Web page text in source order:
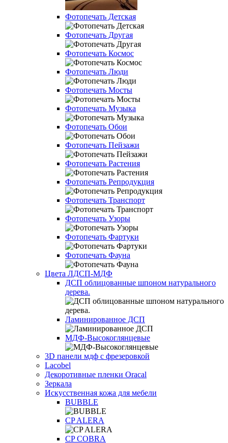
Фотопечать Детская
Фотопечать Другая
Фотопечать Космос
Фотопечать Люди
Фотопечать Мосты
Фотопечать Музыка
Фотопечать Обои
Фотопечать Пейзажи
Фотопечать Растения
Фотопечать Репродукция
Фотопечать Транспорт
Фотопечать Узоры
Фотопечать Фартуки
Фотопечать Фауна
Цвета ЛДСП-МДФ
ДСП облицованные шпоном натурального
дерева.
Ламинированное ДСП
МДФ-Высокоглянцевые
3D панели мдф с фрезеровкой
Lacobel
Декоротивные пленки Oracal
Зеркала
Искусственная кожа для мебели
BUBBLE
CP ALERA
CP COBRA